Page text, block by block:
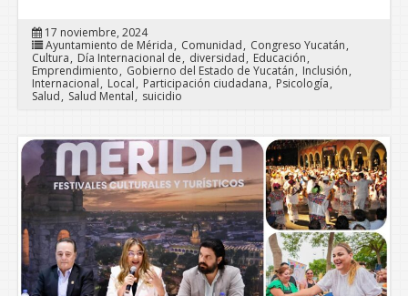
17 noviembre, 2024
Ayuntamiento de Mérida
Comunidad
Congreso Yucatán
Cultura
Día Internacional de diversidad
Educación
Emprendimiento
Gobierno del Estado de Yucatán
Inclusión
Internacional
Local Participación ciudadana
Psicología
Salud
Salud Mental suicidio